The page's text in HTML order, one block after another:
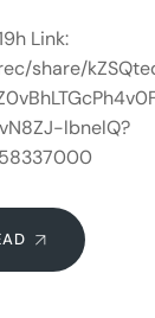
Link:
share/
lbnelQ?